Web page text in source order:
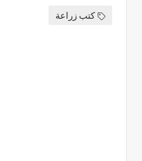
كتب زراعة